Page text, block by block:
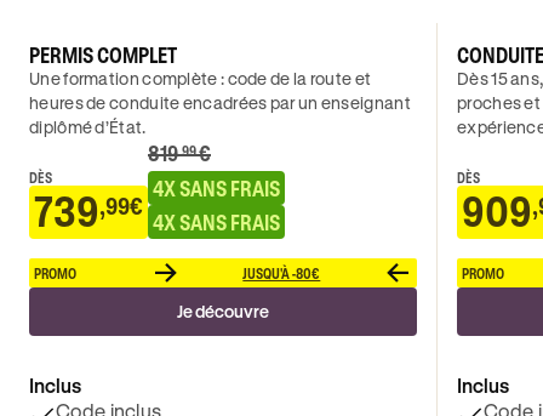
PERMIS COMPLET
Une formation complète : code de la route et
heures de conduite encadrées par un enseignant
diplômé d’État.
DÈS
739,99€
819.99€
4X SANS FRAIS
4X SANS FRAIS
PROMO JUSQU'À -80€
Je découvre
Inclus
Code inclus
Dès 15
proches
DÈS
909
PROMO
Inclus
Code